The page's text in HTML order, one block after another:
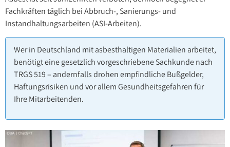
Fachkräften täglich bei Abbruch-, Sanierungs- und
Instandhaltungsarbeiten (ASI-Arbeiten).
Wer in Deutschland mit asbesthaltigen Materialien arbeitet,
benötigt eine gesetzlich vorgeschriebene Sachkunde nach
TRGS 519 – andernfalls drohen empfindliche Bußgelder,
Haftungsrisiken und vor allem Gesundheitsgefahren für
Ihre Mitarbeitenden.